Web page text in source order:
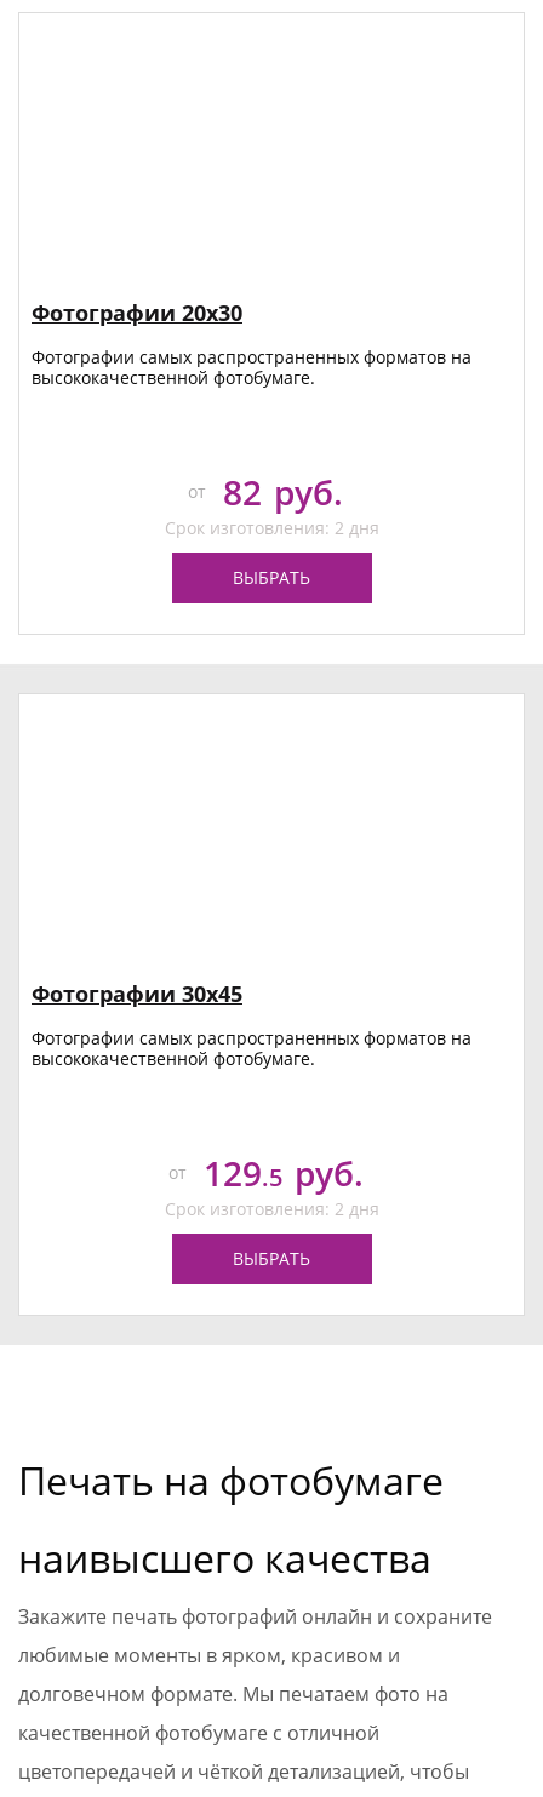
Фотографии 20х30
Фотографии самых распространенных форматов на
высококачественной фотобумаге.
от 82 руб.
Срок изготовления: 2 дня
ВЫБРАТЬ
Фотографии 30х45
Фотографии самых распространенных форматов на
высококачественной фотобумаге.
от 129.5 руб.
Срок изготовления: 2 дня
ВЫБРАТЬ
Печать на фотобумаге
наивысшего качества
Закажите печать фотографий онлайн и сохраните
любимые моменты в ярком, красивом и
долговечном формате. Мы печатаем фото на
качественной фотобумаге с отличной
цветопередачей и чёткой детализацией, чтобы